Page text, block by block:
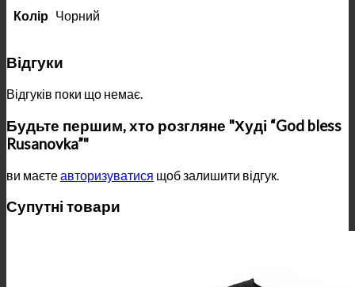
Колір Чорний
Відгуки
Відгуків поки що немає.
Будьте першим, хто розгляне "Худі “God bless
Rusanovka”"
ви маєтеавторизуватися щоб залишити відгук.
Супутні товари